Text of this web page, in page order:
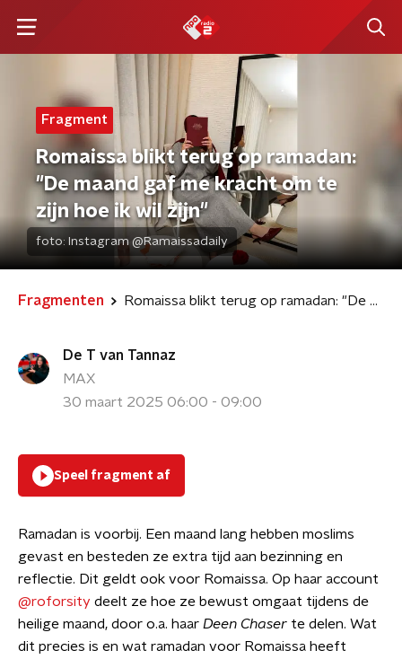
Fragment
Romaissa blikt terug op ramadan:
"De maand gaf me kracht om te
zijn hoe ik wil zijn"
foto: Instagram @Ramaissadaily
Fragmenten Romaissa blikt terug op ramadan: "De maand gaf me kracht om te zijn hoe ik wil zijn"
De T van Tannaz
MAX
30 maart 2025 06:00 - 09:00
Speel fragment af
Ramadan is voorbij. Een maand lang hebben moslims
gevast en besteden ze extra tijd aan bezinning en
reflectie. Dit geldt ook voor Romaissa. Op haar account
@roforsity deelt ze hoe ze bewust omgaat tijdens de
heilige maand, door o.a. haar Deen Chaser te delen. Wat
dit precies is en wat ramadan voor Romaissa heeft